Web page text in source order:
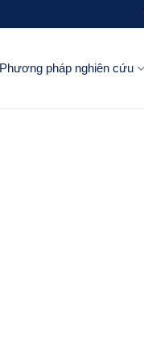
Phương pháp nghiên cứu